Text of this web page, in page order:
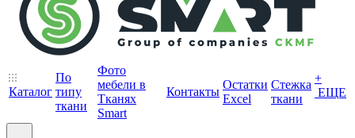
Каталог
По
типу
ткани
Фото
мебели в
Тканях
Smart
Контакты
Остатки
Excel
Стежка
ткани
+
ЕЩЕ